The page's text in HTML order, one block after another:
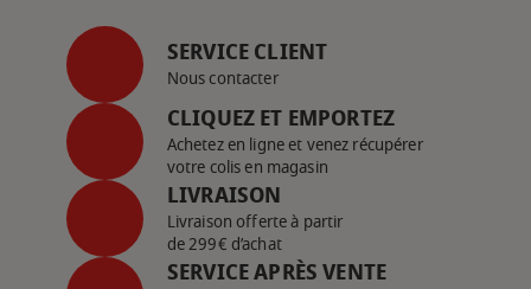
SERVICE CLIENT
Nous contacter
CLIQUEZ ET EMPORTEZ
Achetez en ligne et venez récupérer
votre colis en magasin
LIVRAISON
Livraison offerte à partir
de 299€ d’achat
SERVICE APRÈS VENTE